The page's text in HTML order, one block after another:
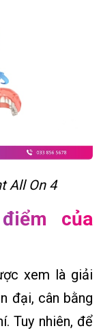
All On 4
của
xem là giải
đại, cân bằng
Tuy nhiên, để